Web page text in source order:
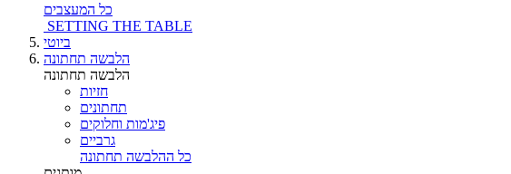
כל המעצבים
SETTING THE TABLE
ביוטי
הלבשה תחתונה
הלבשה תחתונה
חזיות
תחתונים
פיג'מות וחלוקים
גרביים
כל ההלבשה תחתונה